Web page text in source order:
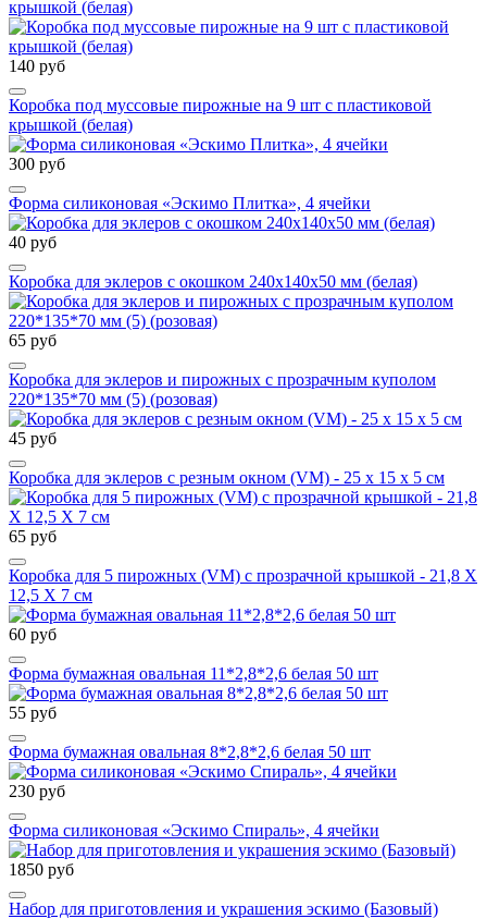
крышкой (белая)
140 руб
Коробка под муссовые пирожные на 9 шт с пластиковой
крышкой (белая)
300 руб
Форма силиконовая «Эскимо Плитка», 4 ячейки
40 руб
Коробка для эклеров с окошком 240х140х50 мм (белая)
65 руб
Коробка для эклеров и пирожных с прозрачным куполом
220*135*70 мм (5) (розовая)
45 руб
Коробка для эклеров с резным окном (VM) - 25 х 15 х 5 см
65 руб
Коробка для 5 пирожных (VM) с прозрачной крышкой - 21,8 Х
12,5 Х 7 см
60 руб
Форма бумажная овальная 11*2,8*2,6 белая 50 шт
55 руб
Форма бумажная овальная 8*2,8*2,6 белая 50 шт
230 руб
Форма силиконовая «Эскимо Спираль», 4 ячейки
1850 руб
Набор для приготовления и украшения эскимо (Базовый)